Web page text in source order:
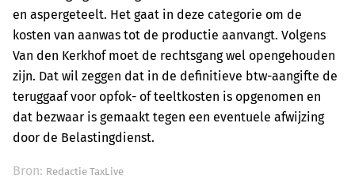
en aspergeteelt. Het gaat in deze categorie om de
kosten van aanwas tot de productie aanvangt. Volgens
Van den Kerkhof moet de rechtsgang wel opengehouden
zijn. Dat wil zeggen dat in de definitieve btw-aangifte de
teruggaaf voor opfok- of teeltkosten is opgenomen en
dat bezwaar is gemaakt tegen een eventuele afwijzing
door de Belastingdienst.
Bron: Redactie TaxLive